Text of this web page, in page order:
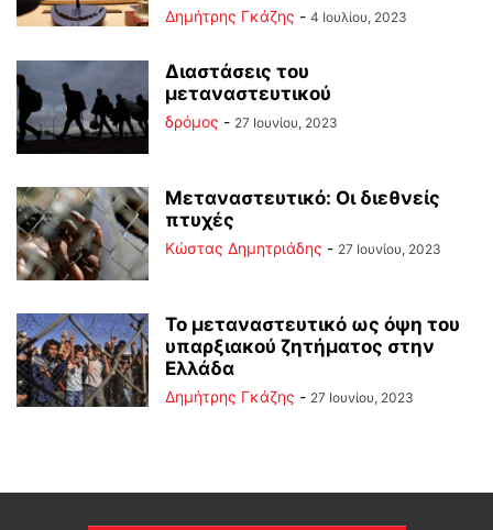
Δημήτρης Γκάζης - 4 Ιουλίου, 2023
Διαστάσεις του
μεταναστευτικού
δρόμος - 27 Ιουνίου, 2023
Μεταναστευτικό: Οι διεθνείς
πτυχές
Kώστας Δημητριάδης - 27 Ιουνίου, 2023
Το μεταναστευτικό ως όψη του
υπαρξιακού ζητήματος στην
Ελλάδα
Δημήτρης Γκάζης - 27 Ιουνίου, 2023